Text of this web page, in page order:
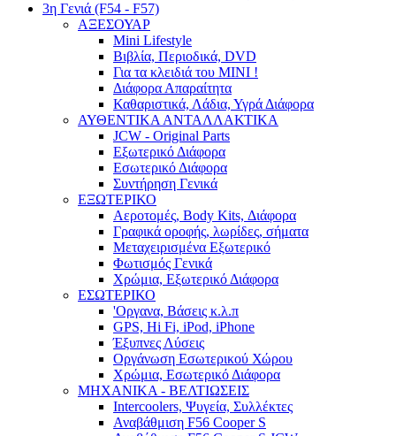
3η Γενιά (F54 - F57)
ΑΞΕΣΟΥΑΡ
Mini Lifestyle
Βιβλία, Περιοδικά, DVD
Για τα κλειδιά του MINI !
Διάφορα Απαραίτητα
Καθαριστικά, Λάδια, Υγρά Διάφορα
ΑΥΘΕΝΤΙΚΑ ΑΝΤΑΛΛΑΚΤΙΚΑ
JCW - Original Parts
Εξωτερικό Διάφορα
Εσωτερικό Διάφορα
Συντήρηση Γενικά
ΕΞΩΤΕΡΙΚΟ
Αεροτομές, Body Kits, Διάφορα
Γραφικά οροφής, λωρίδες, σήματα
Μεταχειρισμένα Εξωτερικό
Φωτισμός Γενικά
Χρώμια, Εξωτερικό Διάφορα
ΕΣΩΤΕΡΙΚΟ
'Οργανα, Βάσεις κ.λ.π
GPS, Hi Fi, iPod, iPhone
Έξυπνες Λύσεις
Οργάνωση Εσωτερικού Χώρου
Χρώμια, Εσωτερικό Διάφορα
ΜΗΧΑΝΙΚΑ - ΒΕΛΤΙΩΣΕΙΣ
Intercoolers, Ψυγεία, Συλλέκτες
Αναβάθμιση F56 Cooper S